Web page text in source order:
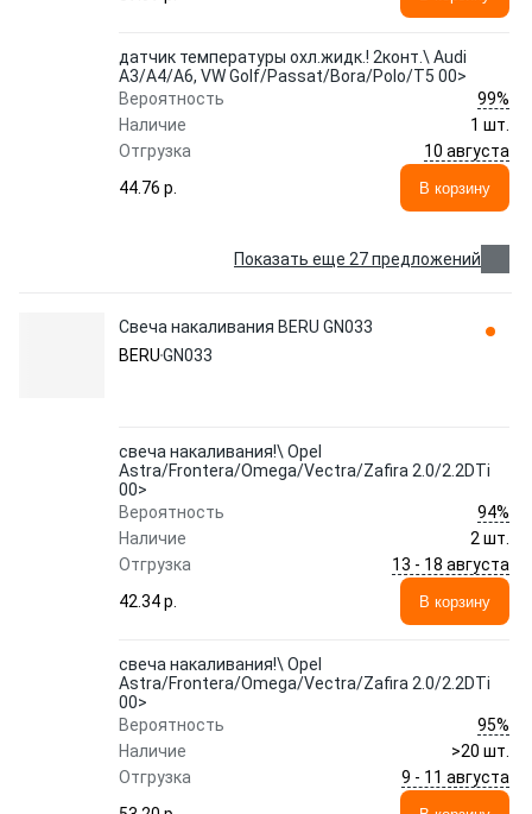
датчик температуры охл.жидк.! 2конт.\ Audi
A3/A4/A6, VW Golf/Passat/Bora/Polo/T5 00>
Вероятность
99%
Наличие
1 шт.
Отгрузка
10 августа
44.76 p.
В корзину
Показать еще 27 предложений
Свеча накаливания BERU GN033
BERUGN033
свеча накаливания!\ Opel
Astra/Frontera/Omega/Vectra/Zafira 2.0/2.2DTi
00>
Вероятность
94%
Наличие
2 шт.
Отгрузка
13 - 18 августа
42.34 p.
В корзину
свеча накаливания!\ Opel
Astra/Frontera/Omega/Vectra/Zafira 2.0/2.2DTi
00>
Вероятность
95%
Наличие
>20 шт.
Отгрузка
9 - 11 августа